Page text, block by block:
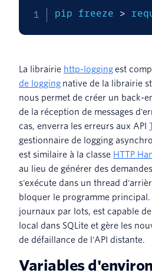
pip freeze >
La librairie http-loggingest
de logging native de la librairie
nous permet de créer un back-
de la réception de messages
cas, enverra les erreurs aux API
gestionnaire de logging
est similaire à la classe HTTP
au lieu de générer des
s'exécute dans un thread
bloquer le programme
journaux par lots, est capable
local dans SQLite et gère les
de défaillance de l'API distante.
Variables